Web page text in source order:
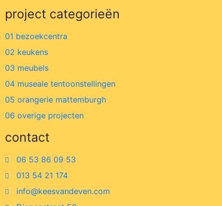
project categorieën
01 bezoekcentra
02 keukens
03 meubels
04 museale tentoonstellingen
05 orangerie mattemburgh
06 overige projecten
contact
06 53 86 09 53
013 54 21 174
info@keesvandeven.com